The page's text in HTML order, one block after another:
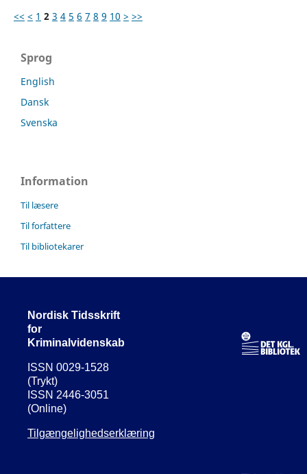
<< < 1 2 3 4 5 6 7 8 9 10 > >>
Sprog
English
Dansk
Svenska
Information
Til læsere
Til forfattere
Til bibliotekarer
Nordisk Tidsskrift
for
Kriminalvidenskab
ISSN 0029-1528
(Trykt)
ISSN 2446-3051
(Online)
Tilgængelighedserklæring